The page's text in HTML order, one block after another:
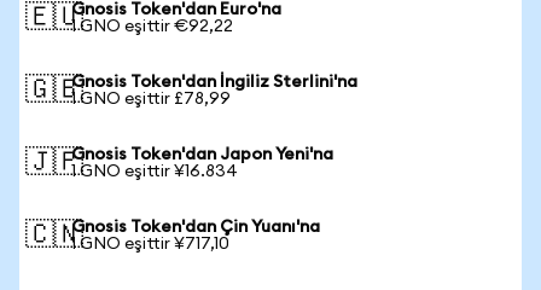
🇪🇺Gnosis Token'dan Euro'na
1 GNO eşittir €92,22
🇬🇧Gnosis Token'dan İngiliz Sterlini'na
1 GNO eşittir £78,99
🇯🇵Gnosis Token'dan Japon Yeni'na
1 GNO eşittir ¥16.834
🇨🇳Gnosis Token'dan Çin Yuanı'na
1 GNO eşittir ¥717,10